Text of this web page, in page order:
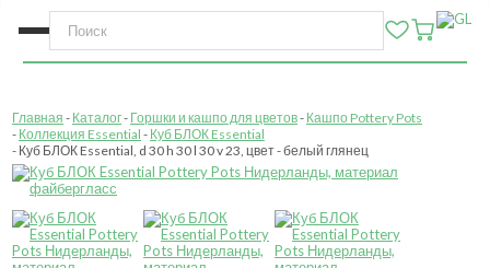
Главная Каталог Горшки и кашпо для цветов Кашпо Pottery Pots
Коллекция Essential
Куб БЛОК Essential
Куб БЛОК Essential, d 30 h 30 l 30 v 23, цвет - белый глянец